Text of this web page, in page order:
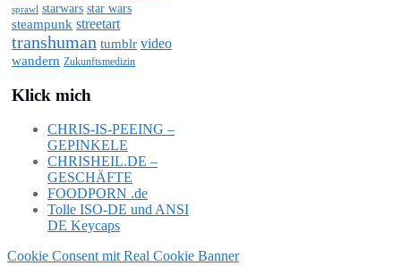
sprawl starwars star wars
steampunk streetart
transhuman tumblr video
wandern Zukunftsmedizin
Klick mich
CHRIS-IS-PEEING –
GEPINKELE
CHRISHEIL.DE –
GESCHÄFTE
FOODPORN .de
Tolle ISO-DE und ANSI
DE Keycaps
Cookie Consent mit Real Cookie Banner